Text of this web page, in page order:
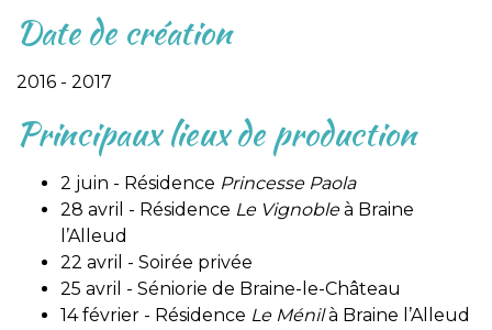
Date de création
2016 - 2017
Principaux lieux de production
2 juin - Résidence Princesse Paola
28 avril - Résidence Le Vignobleà Braine
l’Alleud
22 avril - Soirée privée
25 avril - Séniorie de Braine-le-Château
14 février - Résidence Le Ménilà Braine l’Alleud